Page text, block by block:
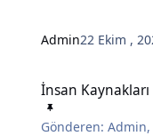
Admin22 Ekim ,
İnsan
Gönderen:Admin